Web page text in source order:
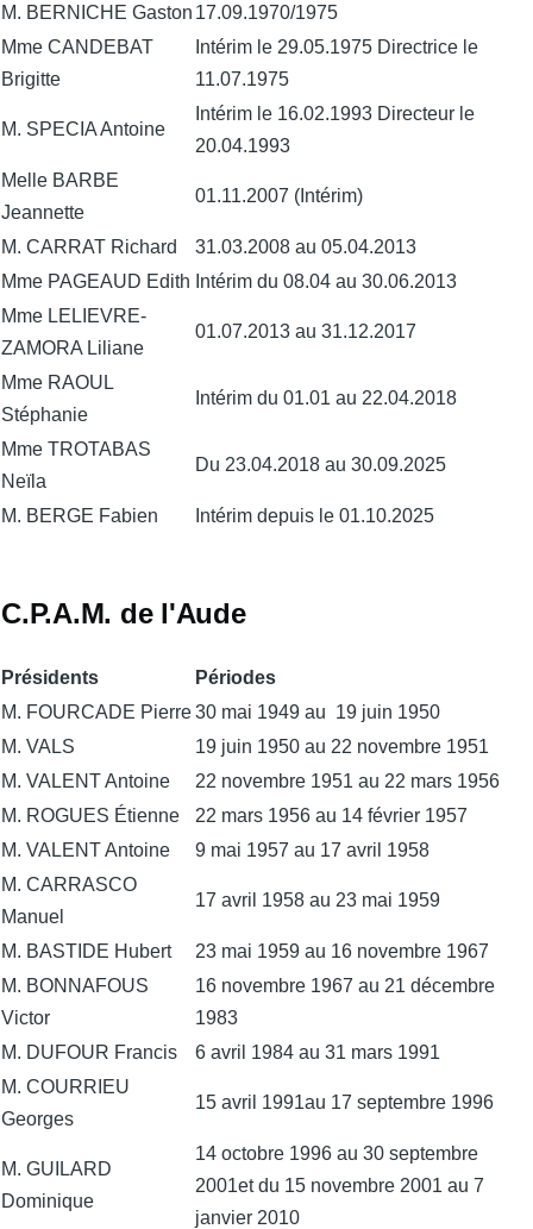
M. BERNICHE Gaston 17.09.1970/1975
Mme CANDEBAT
Brigitte
Intérim le 29.05.1975 Directrice le
11.07.1975
M. SPECIA Antoine
Intérim le 16.02.1993 Directeur le
20.04.1993
Melle BARBE
Jeannette
01.11.2007 (Intérim)
M. CARRAT Richard
31.03.2008 au 05.04.2013
Mme PAGEAUD Edith Intérim du 08.04 au 30.06.2013
Mme LELIEVRE-
ZAMORA Liliane
01.07.2013 au 31.12.2017
Mme RAOUL
Stéphanie
Intérim du 01.01 au 22.04.2018
Mme TROTABAS
Neïla
Du 23.04.2018 au 30.09.2025
M. BERGE Fabien Intérim depuis le 01.10.2025
C.P.A.M. de l'Aude
Présidents
Périodes
M. FOURCADE Pierre30 mai 1949 au 19 juin 1950
M. VALS
19 juin 1950 au 22 novembre 1951
M. VALENT Antoine
22 novembre 1951 au 22 mars 1956
M. ROGUES Étienne
22 mars 1956 au 14 février 1957
M. VALENT Antoine
9 mai 1957 au 17 avril 1958
M. CARRASCO
Manuel
17 avril 1958 au 23 mai 1959
M. BASTIDE Hubert
23 mai 1959 au 16 novembre 1967
M. BONNAFOUS
Victor
16 novembre 1967 au 21 décembre
1983
M. DUFOUR Francis
6 avril 1984 au 31 mars 1991
M. COURRIEU
Georges
15 avril 1991au 17 septembre 1996
M. GUILARD
Dominique
14 octobre 1996 au 30 septembre
2001et du 15 novembre 2001 au 7
janvier 2010